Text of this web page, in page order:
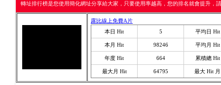
轉址排行榜是您使用簡化網址分享給大家，只要使用率越高，您的排名就會提升，
露比線上免費A片
本日 Hit
5 平均日 Hit
本月 Hit 98246 平均月 Hit
年度 Hit 664 累積總 Hit
最大月 Hit 64795 最大 Hit 月